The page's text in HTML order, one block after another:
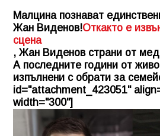
Малцина познават
Жан Виденов!Откакто е
сцена
, Жан Виденов страни от
А последните години от
изпълнени с обрати за
id="attachment_423051"
width="300"]